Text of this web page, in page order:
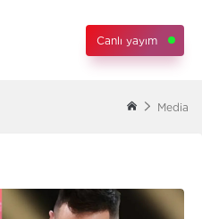
Canlı yayım
Media